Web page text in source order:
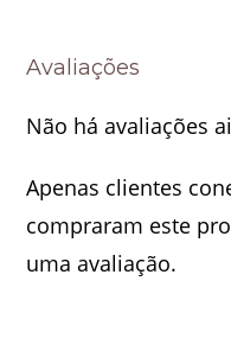
Avaliações
Não há avaliações
Apenas clientes
compraram este
uma avaliação.